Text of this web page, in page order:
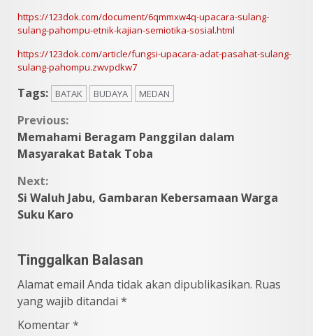
https://123dok.com/document/6qmmxw4q-upacara-sulang-
sulang-pahompu-etnik-kajian-semiotika-sosial.html
https://123dok.com/article/fungsi-upacara-adat-pasahat-sulang-
sulang-pahompu.zwvpdkw7
Tags: BATAK BUDAYA MEDAN
Continue
Reading
Previous:
Memahami Beragam Panggilan dalam
Masyarakat Batak Toba
Next:
Si Waluh Jabu, Gambaran Kebersamaan Warga
Suku Karo
Tinggalkan Balasan
Alamat email Anda tidak akan dipublikasikan. Ruas
yang wajib ditandai *
Komentar*